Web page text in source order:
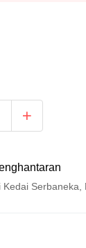
Serbaneka,